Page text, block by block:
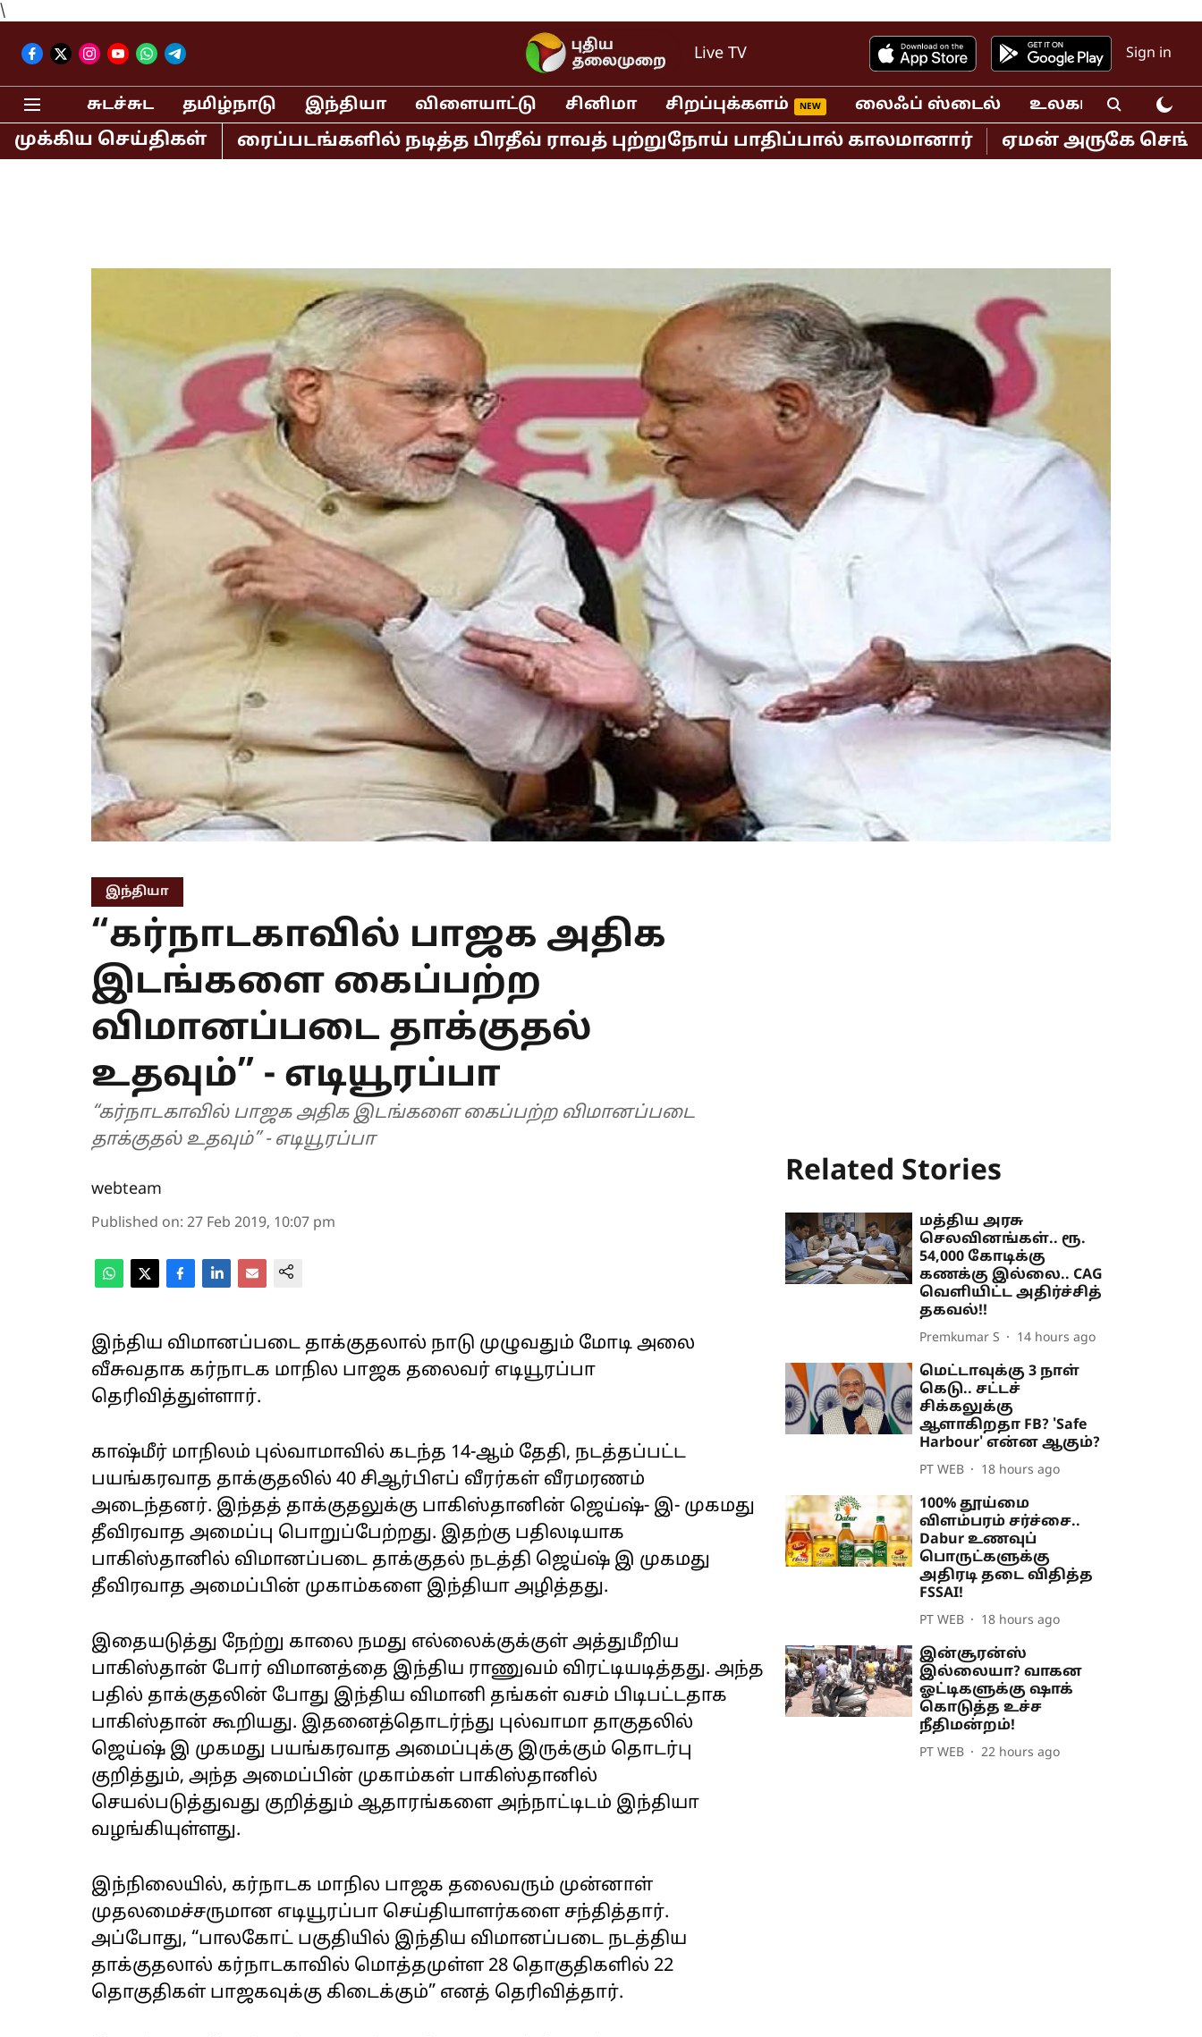
\
Live TV Sign in
சுடச்சுட தமிழ்நாடு இந்தியா விளையாட்டு சினிமா சிறப்புக்களம் லைஃப் ஸ்டைல் உலகம்
முக்கிய செய்திகள்
உள்ளிட்ட திரைப்படங்களில் நடித்த பிரதீவ் ராவத் புற்றுநோய் பாதிப்பால் காலமானார் ஏமன் அருகே செங்கடல்
இந்தியா
“கர்நாடகாவில் பாஜக அதிக
இடங்களை கைப்பற்ற
விமானப்படை தாக்குதல்
உதவும்” - எடியூரப்பா
“கர்நாடகாவில் பாஜக அதிக இடங்களை கைப்பற்ற விமானப்படை
தாக்குதல் உதவும்” - எடியூரப்பா
webteam
Published on: 27 Feb 2019, 10:07 pm
இந்திய விமானப்படை தாக்குதலால் நாடு முழுவதும் மோடி அலை
வீசுவதாக கர்நாடக மாநில பாஜக தலைவர் எடியூரப்பா
தெரிவித்துள்ளார்.
காஷ்மீர் மாநிலம் புல்வாமாவில் கடந்த 14-ஆம் தேதி, நடத்தப்பட்ட
பயங்கரவாத தாக்குதலில் 40 சிஆர்பிஎப் வீரர்கள் வீரமரணம்
அடைந்தனர். இந்தத் தாக்குதலுக்கு பாகிஸ்தானின் ஜெய்ஷ்- இ- முகமது
தீவிரவாத அமைப்பு பொறுப்பேற்றது. இதற்கு பதிலடியாக
பாகிஸ்தானில் விமானப்படை தாக்குதல் நடத்தி ஜெய்ஷ் இ முகமது
தீவிரவாத அமைப்பின் முகாம்களை இந்தியா அழித்தது.
இதையடுத்து நேற்று காலை நமது எல்லைக்குக்குள் அத்துமீறிய
பாகிஸ்தான் போர் விமானத்தை இந்திய ராணுவம் விரட்டியடித்தது. அந்த
பதில் தாக்குதலின் போது இந்திய விமானி தங்கள் வசம் பிடிபட்டதாக
பாகிஸ்தான் கூறியது. இதனைத்தொடர்ந்து புல்வாமா தாகுதலில்
ஜெய்ஷ் இ முகமது பயங்கரவாத அமைப்புக்கு இருக்கும் தொடர்பு
குறித்தும், அந்த அமைப்பின் முகாம்கள் பாகிஸ்தானில்
செயல்படுத்துவது குறித்தும் ஆதாரங்களை அந்நாட்டிடம் இந்தியா
வழங்கியுள்ளது.
இந்நிலையில், கர்நாடக மாநில பாஜக தலைவரும் முன்னாள்
முதலமைச்சருமான எடியூரப்பா செய்தியாளர்களை சந்தித்தார்.
அப்போது, “பாலகோட் பகுதியில் இந்திய விமானப்படை நடத்திய
தாக்குதலால் கர்நாடகாவில் மொத்தமுள்ள 28 தொகுதிகளில் 22
தொகுதிகள் பாஜகவுக்கு கிடைக்கும்” எனத் தெரிவித்தார்.
Related Stories
மத்திய அரசு
செலவினங்கள்.. ரூ.
54,000 கோடிக்கு
கணக்கு இல்லை.. CAG
வெளியிட்ட அதிர்ச்சித்
தகவல்!!
Premkumar S 14 hours ago
மெட்டாவுக்கு 3 நாள்
கெடு.. சட்டச்
சிக்கலுக்கு
ஆளாகிறதா FB? 'Safe
Harbour' என்ன ஆகும்?
PT WEB 18 hours ago
100% தூய்மை
விளம்பரம் சர்ச்சை..
Dabur உணவுப்
பொருட்களுக்கு
அதிரடி தடை விதித்த
FSSAI!
PT WEB 18 hours ago
இன்சூரன்ஸ்
இல்லையா? வாகன
ஓட்டிகளுக்கு ஷாக்
கொடுத்த உச்ச
நீதிமன்றம்!
PT WEB 22 hours ago